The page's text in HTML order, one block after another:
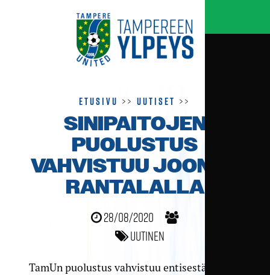
Etusivu >>Uutiset >>
SINIPAITOJEN
PUOLUSTUS
VAHVISTUU JOONAS
RANTALALLA
28/08/2020
Uutinen
TamUn puolustus vahvistuu entisestään, kun